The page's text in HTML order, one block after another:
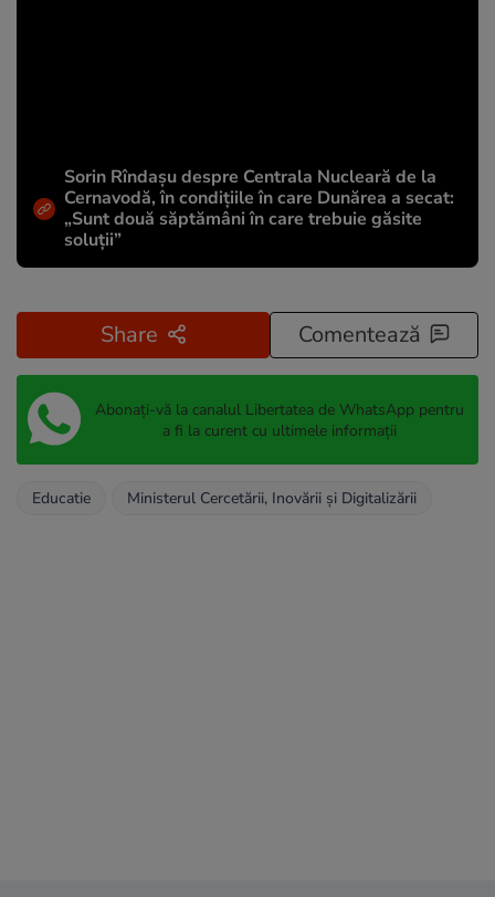
Sorin Rîndașu despre Centrala Nucleară de la
Cernavodă, în condițiile în care Dunărea a secat:
„Sunt două săptămâni în care trebuie găsite
soluții”
Share Comentează
Abonați-vă la canalul Libertatea de WhatsApp pentru
a fi la curent cu ultimele informații
Educatie Ministerul Cercetării, Inovării și Digitalizării